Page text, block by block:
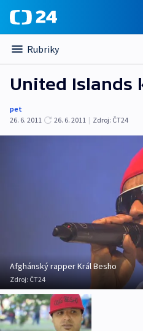
Rubriky
United Islands
pet
26. 6. 2011
26. 6. 2011 | Zdroj: ČT24
Afghánský rapper Král Besho
Zdroj: ČT24